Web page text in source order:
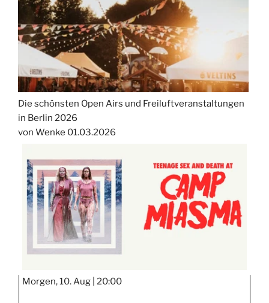
Die schönsten Open Airs und Freiluftveranstaltungen
in Berlin 2026
von Wenke 01.03.2026
Morgen, 10. Aug | 20:00